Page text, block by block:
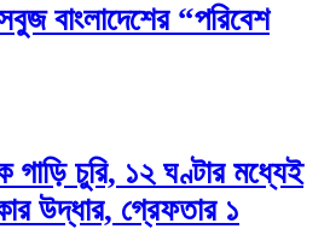
বাংলাদেশের “পরিবেশ
গাড়ি চুরি, ১২ ঘণ্টার মধ্যেই
উদ্ধার, গ্রেফতার ১